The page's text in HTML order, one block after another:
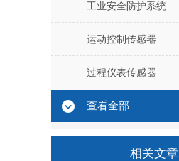
工业安全防护系统
运动控制传感器
过程仪表传感器
查看全部
相关文章